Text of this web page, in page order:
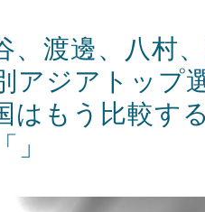
、渡邊、八村
アジアトップ
はもう比較す